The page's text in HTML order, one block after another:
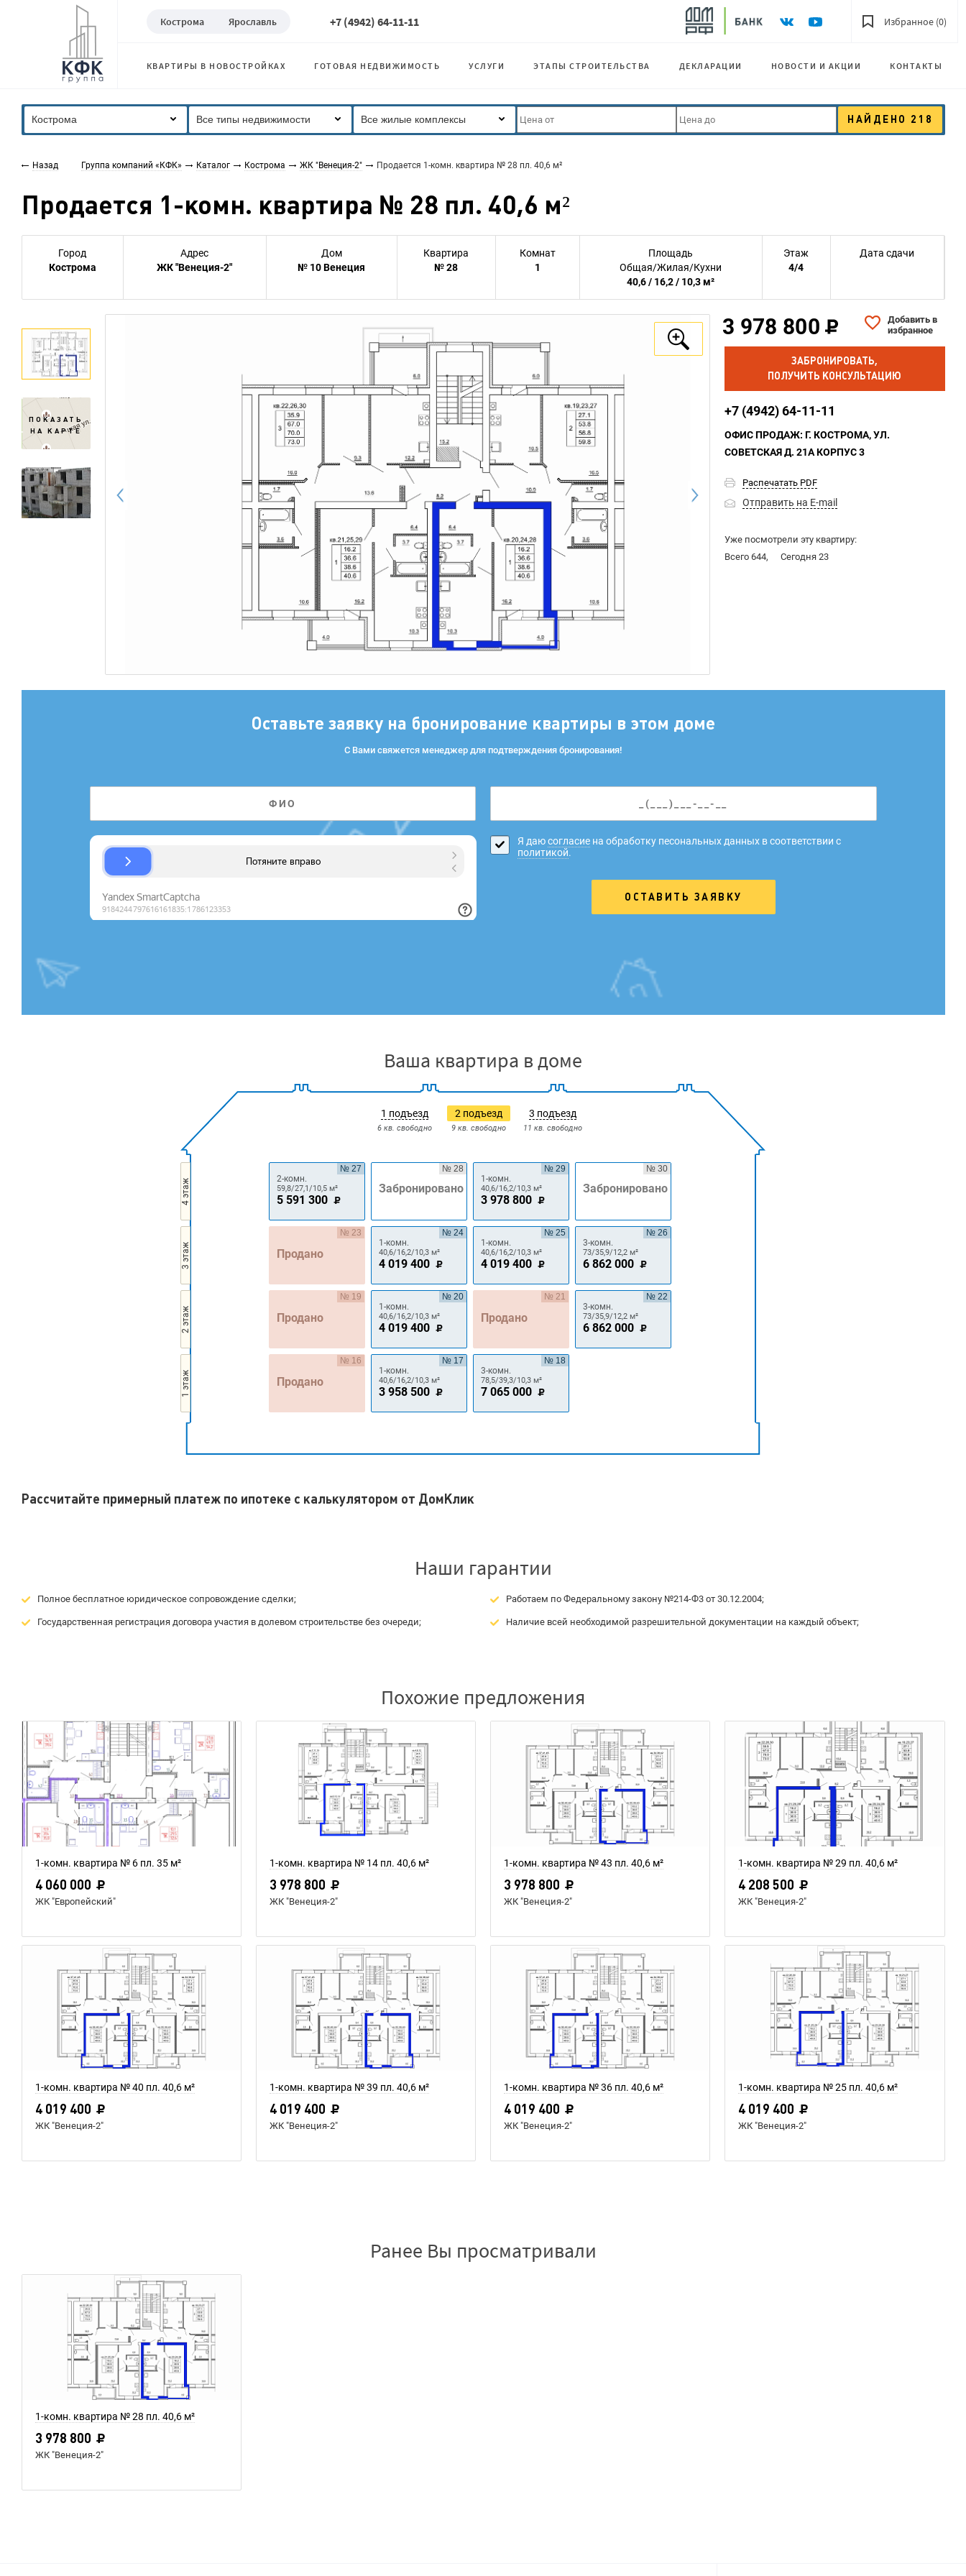
Кострома Ярославль +7 (4942) 64-11-11 Избранное (0)
КВАРТИРЫ В НОВОСТРОЙКАХ ГОТОВАЯ НЕДВИЖИМОСТЬ УСЛУГИ ЭТАПЫ СТРОИТЕЛЬСТВА ДЕКЛАРАЦИИ НОВОСТИ И АКЦИИ КОНТАКТЫ
Кострома Все типы недвижимости Все жилые комплексы НАЙДЕНО 218
Назад Группа компаний «КФК» Каталог Кострома ЖК "Венеция-2" Продается 1-комн. квартира № 28 пл. 40,6 м²
Продается 1-комн. квартира № 28 пл. 40,6 м²
Город
Кострома
Адрес
ЖК "Венеция-2"
Дом
№ 10 Венеция
Квартира
№ 28
Комнат
1
Площадь
Общая/Жилая/Кухни
40,6 / 16,2 / 10,3 м²
Этаж
4/4
Дата сдачи
ПОКАЗАТЬ
НА КАРТЕ
3 978 800
Добавить в
избранное
ЗАБРОНИРОВАТЬ,
ПОЛУЧИТЬ КОНСУЛЬТАЦИЮ
+7 (4942) 64-11-11
ОФИС ПРОДАЖ: Г. КОСТРОМА, УЛ.
СОВЕТСКАЯ Д. 21А КОРПУС 3
Распечатать PDF
Отправить на E-mail
Уже посмотрели эту квартиру:
Всего 644,
Сегодня 23
Оставьте заявку на бронирование квартиры в этом доме
С Вами свяжется менеджер для подтверждения бронирования!
Я даюсогласие на обработку песональных данных в соответствии с
политикой.
Ваша квартира в доме
4 этаж
3 этаж
2 этаж
1 этаж
1 подъезд
6 кв. свободно
2 подъезд
9 кв. свободно
3 подъезд
11 кв. свободно
№ 27
2-комн.
59,8/27,1/10,5 м²
5 591 300
№ 28
Забронировано
№ 29
1-комн.
40,6/16,2/10,3 м²
3 978 800
№ 30
Забронировано
№ 23
Продано
№ 24
1-комн.
40,6/16,2/10,3 м²
4 019 400
№ 25
1-комн.
40,6/16,2/10,3 м²
4 019 400
№ 26
3-комн.
73/35,9/12,2 м²
6 862 000
№ 19
Продано
№ 20
1-комн.
40,6/16,2/10,3 м²
4 019 400
№ 21
Продано
№ 22
3-комн.
73/35,9/12,2 м²
6 862 000
№ 16
Продано
№ 17
1-комн.
40,6/16,2/10,3 м²
3 958 500
№ 18
3-комн.
78,5/39,3/10,3 м²
7 065 000
Рассчитайте примерный платеж по ипотеке с калькулятором от ДомКлик
Наши гарантии
Полное бесплатное юридическое сопровождение сделки;
Государственная регистрация договора участия в долевом строительстве без очереди;
Работаем по Федеральному закону №214-Ф3 от 30.12.2004;
Наличие всей необходимой разрешительной документации на каждый объект;
Похожие предложения
1-комн. квартира № 6 пл. 35 м²
4 060 000
ЖК "Европейский"
1-комн. квартира № 14 пл. 40,6 м²
3 978 800
ЖК "Венеция-2"
1-комн. квартира № 43 пл. 40,6 м²
3 978 800
ЖК "Венеция-2"
1-комн. квартира № 29 пл. 40,6 м²
4 208 500
ЖК "Венеция-2"
1-комн. квартира № 40 пл. 40,6 м²
4 019 400
ЖК "Венеция-2"
1-комн. квартира № 39 пл. 40,6 м²
4 019 400
ЖК "Венеция-2"
1-комн. квартира № 36 пл. 40,6 м²
4 019 400
ЖК "Венеция-2"
1-комн. квартира № 25 пл. 40,6 м²
4 019 400
ЖК "Венеция-2"
Ранее Вы просматривали
1-комн. квартира № 28 пл. 40,6 м²
3 978 800
ЖК "Венеция-2"